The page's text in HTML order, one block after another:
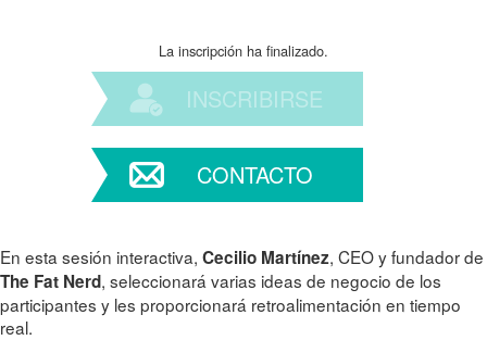
La inscripción ha finalizado.
INSCRIBIRSE
CONTACTO
En esta sesión interactiva, Cecilio Martínez, CEO y fundador de
The Fat Nerd, seleccionará varias ideas de negocio de los
participantes y les proporcionará retroalimentación en tiempo
real.